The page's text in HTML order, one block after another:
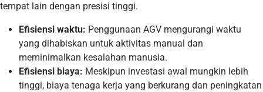
tempat lain dengan presisi tinggi.
Efisiensi waktu: Penggunaan AGV mengurangi waktu
yang dihabiskan untuk aktivitas manual dan
meminimalkan kesalahan manusia.
Efisiensi biaya: Meskipun investasi awal mungkin lebih
tinggi, biaya tenaga kerja yang berkurang dan peningkatan